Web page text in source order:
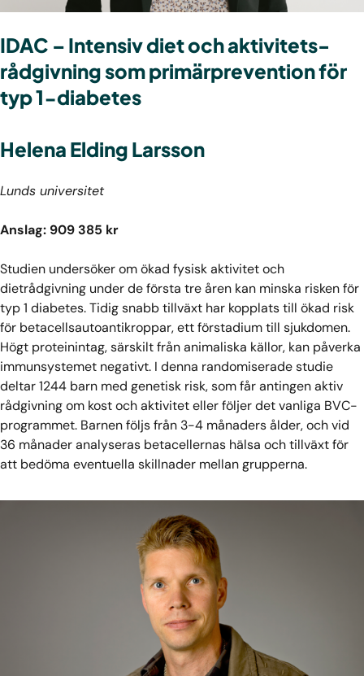
IDAC – Intensiv diet och aktivitets-
rådgivning som primärprevention för
typ 1-diabetes
Helena Elding Larsson
Lunds universitet
Anslag: 909 385 kr
Studien undersöker om ökad fysisk aktivitet och
dietrådgivning under de första tre åren kan minska risken för
typ 1 diabetes. Tidig snabb tillväxt har kopplats till ökad risk
för betacellsautoantikroppar, ett förstadium till sjukdomen.
Högt proteinintag, särskilt från animaliska källor, kan påverka
immunsystemet negativt. I denna randomiserade studie
deltar 1244 barn med genetisk risk, som får antingen aktiv
rådgivning om kost och aktivitet eller följer det vanliga BVC-
programmet. Barnen följs från 3-4 månaders ålder, och vid
36 månader analyseras betacellernas hälsa och tillväxt för
att bedöma eventuella skillnader mellan grupperna.